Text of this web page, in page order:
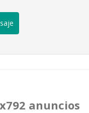
anuncios